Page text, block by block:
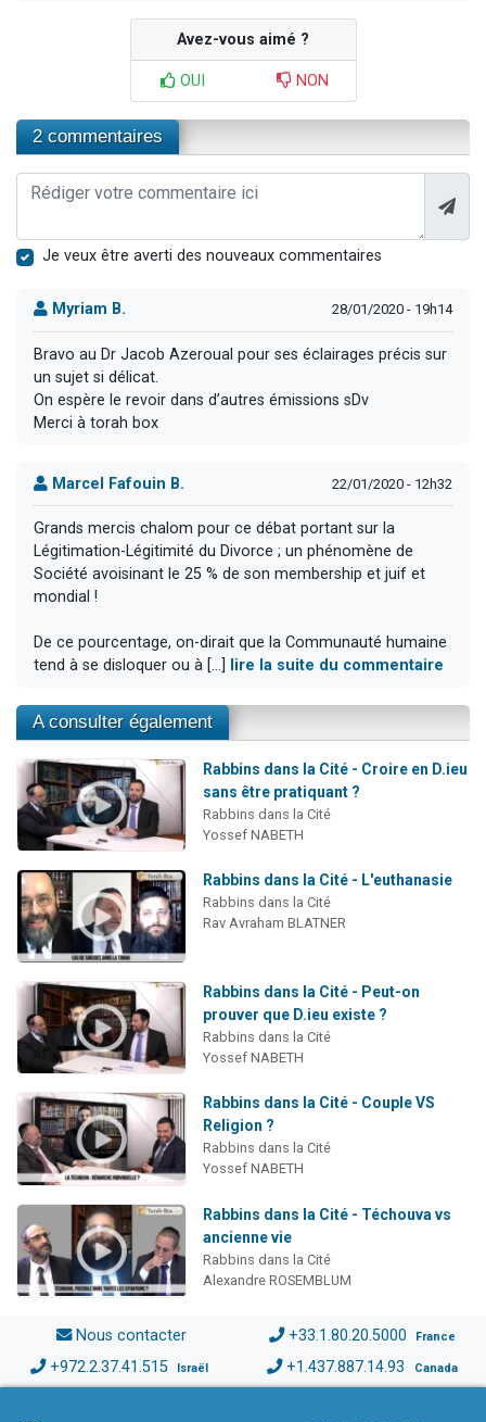
Avez-vous aimé ?
OUI NON
2 commentaires
Je veux être averti des nouveaux commentaires
Myriam B. 28/01/2020 - 19h14
Bravo au Dr Jacob Azeroual pour ses éclairages précis sur
un sujet si délicat.
On espère le revoir dans d’autres émissions sDv
Merci à torah box
Marcel Fafouin B. 22/01/2020 - 12h32
Grands mercis chalom pour ce débat portant sur la
Légitimation-Légitimité du Divorce ; un phénomène de
Société avoisinant le 25 % de son membership et juif et
mondial !
De ce pourcentage, on-dirait que la Communauté humaine
tend à se disloquer ou à [...]
lire la suite du commentaire
A consulter également
Rabbins dans la Cité - Croire en D.ieu
sans être pratiquant ?
Rabbins dans la Cité
Yossef NABETH
Rabbins dans la Cité - L'euthanasie
Rabbins dans la Cité
Rav Avraham BLATNER
Rabbins dans la Cité - Peut-on
prouver que D.ieu existe ?
Rabbins dans la Cité
Yossef NABETH
Rabbins dans la Cité - Couple VS
Religion ?
Rabbins dans la Cité
Yossef NABETH
Rabbins dans la Cité - Téchouva vs
ancienne vie
Rabbins dans la Cité
Alexandre ROSEMBLUM
Nous contacter +33.1.80.20.5000 France
+972.2.37.41.515 Israël +1.437.887.14.93 Canada